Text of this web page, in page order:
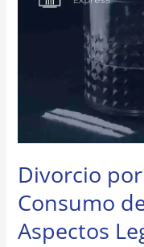
Divorcio
Consumo
Aspectos
Aspectos
Legales
en